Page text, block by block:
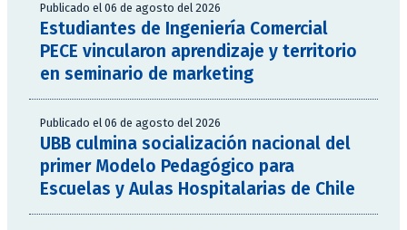
Publicado el 06 de agosto del 2026
Estudiantes de Ingeniería Comercial
PECE vincularon aprendizaje y territorio
en seminario de marketing
Publicado el 06 de agosto del 2026
UBB culmina socialización nacional del
primer Modelo Pedagógico para
Escuelas y Aulas Hospitalarias de Chile